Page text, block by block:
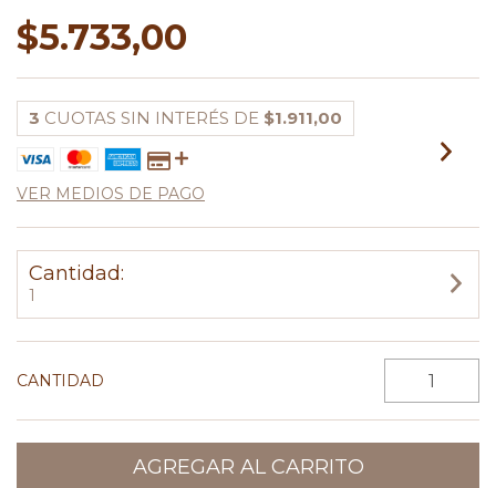
$5.733,00
3 CUOTAS SIN INTERÉS DE $1.911,00
VER MEDIOS DE PAGO
Cantidad:
1
CANTIDAD